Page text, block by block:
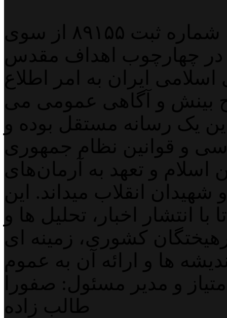
پایگاه خبری خبربین آنلاین به شماره ثبت ۸۹۱۵۵ از سوی
در چهارچوب اهداف مقدس
ایران به امر اطلاع
بینش و آگاهی عمومی می
یک رسانه مستقل بوده و
و قوانین نظام جمهوری
و تعهد به آرمان‌های
انقلاب میداند. این
انتشار اخبار، تحلیل ها و
کشوری، زمینه ای
ها و ارائه آن به عموم
و مدیر مسئول: صفورا
طالب زاده